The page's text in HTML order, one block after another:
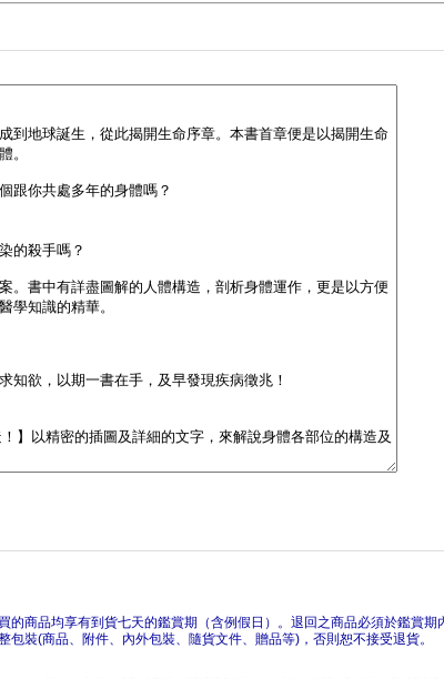
的商品均享有到貨七天的鑑賞期（含例假日）。退回之商品必須於鑑賞期
裝(商品、附件、內外包裝、隨貨文件、贈品等)，否則恕不接受退貨。